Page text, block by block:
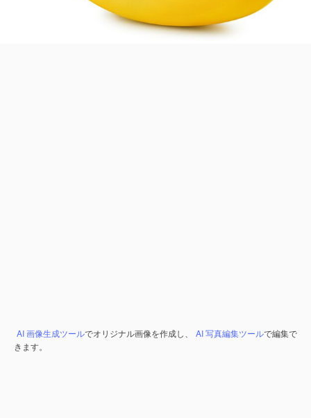
AI 画像生成ツールでオリジナル画像を作成し、 AI 写真編集ツールで編集で
きます。